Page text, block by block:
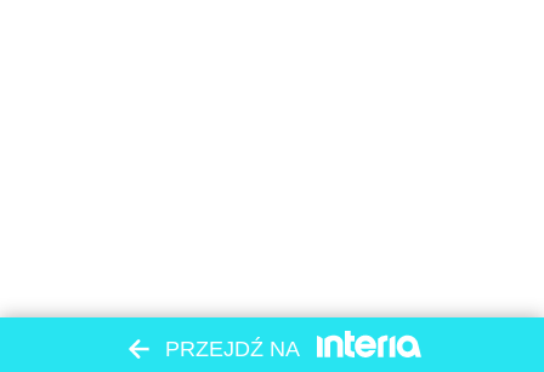
PRZEJDŹ NA